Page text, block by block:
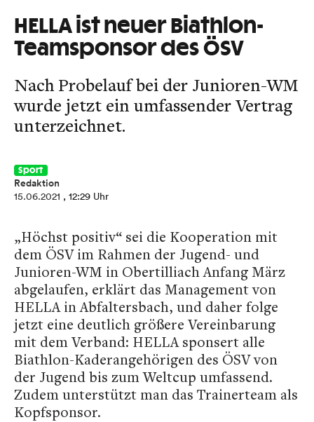
HELLA ist neuer Biathlon-
Teamsponsor des ÖSV
Nach Probelauf bei der Junioren-WM
wurde jetzt ein umfassender Vertrag
unterzeichnet.
Sport
Redaktion
15.06.2021 , 12:29 Uhr
„Höchst positiv“ sei die Kooperation mit
dem ÖSV im Rahmen der Jugend- und
Junioren-WM in Obertilliach Anfang März
abgelaufen, erklärt das Management von
HELLA in Abfaltersbach, und daher folge
jetzt eine deutlich größere Vereinbarung
mit dem Verband: HELLA sponsert alle
Biathlon-Kaderangehörigen des ÖSV von
der Jugend bis zum Weltcup umfassend.
Zudem unterstützt man das Trainerteam als
Kopfsponsor.